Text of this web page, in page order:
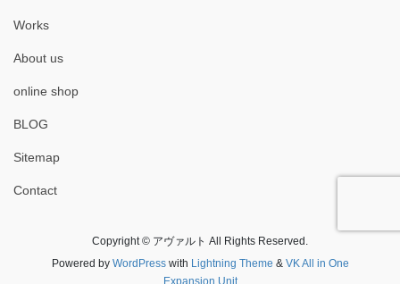
Works
About us
online shop
BLOG
Sitemap
Contact
Copyright © アヴァルト All Rights Reserved.
Powered by WordPresswith Lightning Theme & VK All in One
Expansion Unit